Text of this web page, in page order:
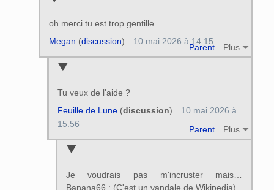
oh merci tu est trop gentille
Parent Plus
Megan (discussion) 10 mai 2026 à 14:15
Tu veux de l'aide ?
Parent Plus
Feuille de Lune(discussion)
10 mai 2026 à
15:56
Je voudrais pas m'incruster mais…
Banana66 : (C'est un vandale de Wikipedia)